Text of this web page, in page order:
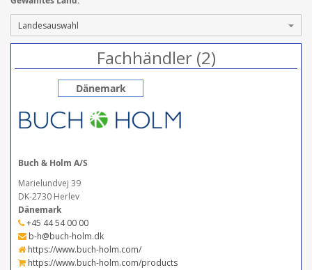
Fachhändler (2)
Dänemark
Buch & Holm A/S
Marielundvej 39
DK-2730 Herlev
Dänemark
+45 44 54 00 00
b-h@buch-holm.dk
https://www.buch-holm.com/
https://www.buch-holm.com/products